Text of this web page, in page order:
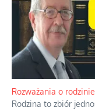
Rozważania o
Rodzina to zbiór